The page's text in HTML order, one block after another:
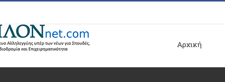
Αρχική